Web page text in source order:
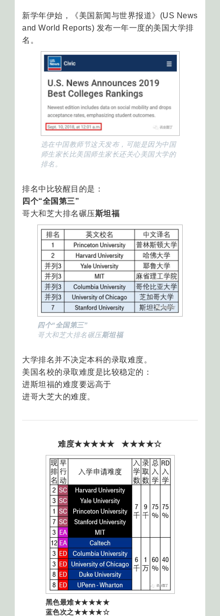
新学年伊始，《美国新闻与世界报道》(US News
and World Reports) 发布一年一度的美国大学排
名。
选在中国教师节这天发布，可能是因为中国
师生家长比美国师生家长还关心美国大学的
排名。
排名中比较醒目的是：
四个“全国第三”
哥大和芝大排名碾压斯坦福
四个“全国第三”
哥大和芝大排名碾压斯坦福
大学排名并不决定本科的录取难度。
美国名校的录取难度是比较稳定的：
进斯坦福的难度要远高于
进哥大芝大的难度。
难度★★★★★ ★★★★☆
黑色最难★★★★★
蓝色次之★★★★☆